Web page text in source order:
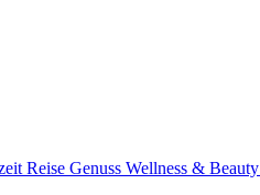
Reise Genuss Wellness & Beauty